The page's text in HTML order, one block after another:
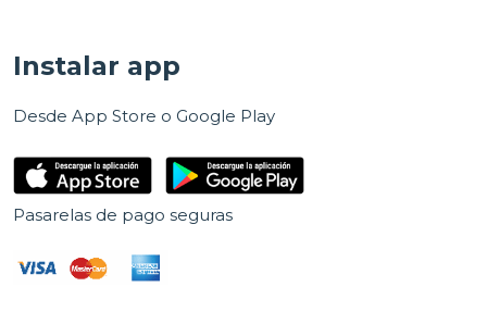
Instalar app
Desde App Store o Google Play
Pasarelas de pago seguras